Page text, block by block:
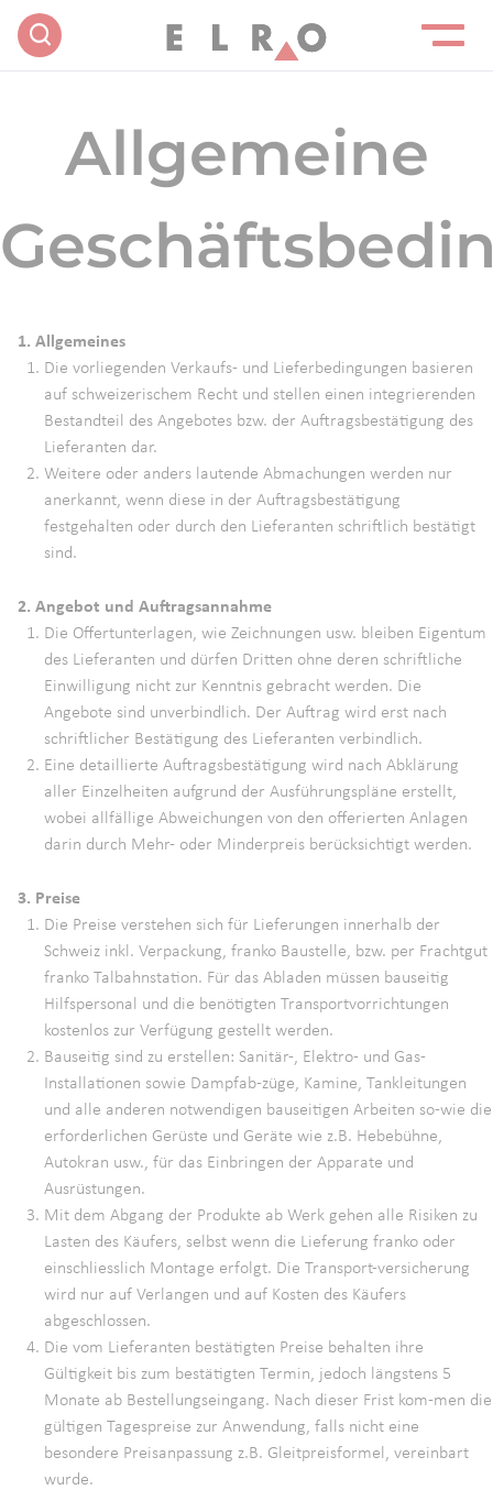
Allgemeine
1. Allgemeines
Die vorliegenden Verkaufs- und Lieferbedingungen basieren
auf schweizerischem Recht und stellen einen integrierenden
Bestandteil des Angebotes bzw. der Auftragsbestätigung des
Lieferanten dar.
Weitere oder anders lautende Abmachungen werden nur
anerkannt, wenn diese in der Auftragsbestätigung
festgehalten oder durch den Lieferanten schriftlich bestätigt
sind.
2. Angebot und Auftragsannahme
Die Offertunterlagen, wie Zeichnungen usw. bleiben Eigentum
des Lieferanten und dürfen Dritten ohne deren schriftliche
Einwilligung nicht zur Kenntnis gebracht werden. Die
Angebote sind unverbindlich. Der Auftrag wird erst nach
schriftlicher Bestätigung des Lieferanten verbindlich.
Eine detaillierte Auftragsbestätigung wird nach Abklärung
aller Einzelheiten aufgrund der Ausführungspläne erstellt,
wobei allfällige Abweichungen von den offerierten Anlagen
darin durch Mehr- oder Minderpreis berücksichtigt werden.
3. Preise
Die Preise verstehen sich für Lieferungen innerhalb der
Schweiz inkl. Verpackung, franko Baustelle, bzw. per Frachtgut
franko Talbahnstation. Für das Abladen müssen bauseitig
Hilfspersonal und die benötigten Transportvorrichtungen
kostenlos zur Verfügung gestellt werden.
Bauseitig sind zu erstellen: Sanitär-, Elektro- und Gas-
Installationen sowie Dampfab-züge, Kamine, Tankleitungen
und alle anderen notwendigen bauseitigen Arbeiten so-wie die
erforderlichen Gerüste und Geräte wie z.B. Hebebühne,
Autokran usw., für das Einbringen der Apparate und
Ausrüstungen.
Mit dem Abgang der Produkte ab Werk gehen alle Risiken zu
Lasten des Käufers, selbst wenn die Lieferung franko oder
einschliesslich Montage erfolgt. Die Transport-versicherung
wird nur auf Verlangen und auf Kosten des Käufers
abgeschlossen.
Die vom Lieferanten bestätigten Preise behalten ihre
Gültigkeit bis zum bestätigten Termin, jedoch längstens 5
Monate ab Bestellungseingang. Nach dieser Frist kom-men die
gültigen Tagespreise zur Anwendung, falls nicht eine
besondere Preisanpassung z.B. Gleitpreisformel, vereinbart
wurde.